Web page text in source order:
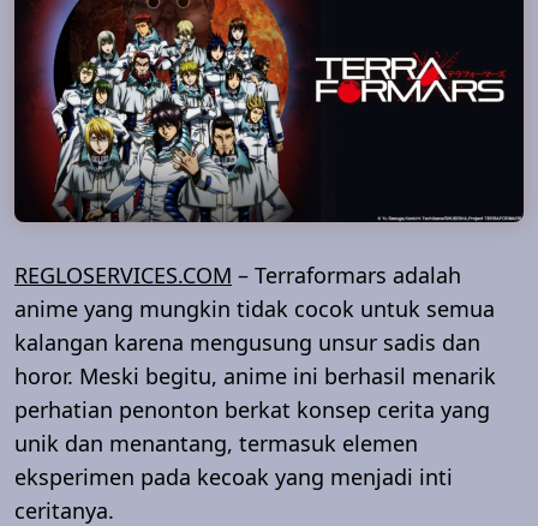
REGLOSERVICES.COM – Terraformars adalah
anime yang mungkin tidak cocok untuk semua
kalangan karena mengusung unsur sadis dan
horor. Meski begitu, anime ini berhasil menarik
perhatian penonton berkat konsep cerita yang
unik dan menantang, termasuk elemen
eksperimen pada kecoak yang menjadi inti
ceritanya.